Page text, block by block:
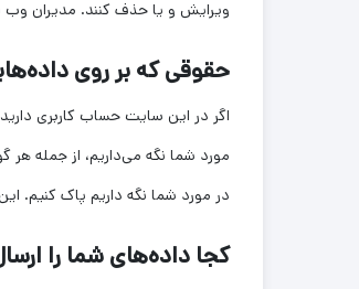
ویرایش و یا حذف کنند. مدیران وب
حقوقی که بر روی
اگر در این سایت حساب کاربری
مورد شما نگه می‌داریم، از جمله هر
در مورد شما نگه داریم پاک کنیم.
کجا داده‌های شما را